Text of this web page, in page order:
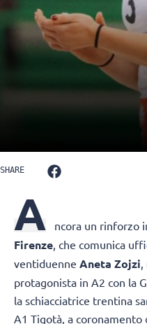
SHARE
A ncora un rinforzo
Firenze, che comunica
ventiduenne Aneta Zojzi,
protagonista in A2 con la
la schiacciatrice trentina
A1 Tigotà, a coronamento